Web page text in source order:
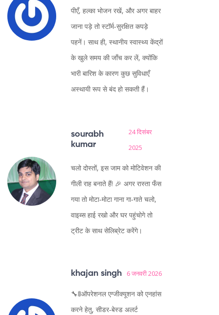
पीएँ, हल्का भोजन रखें, और अगर बाहर
जाना पड़े तो स्टॉर्म‑सुरक्षित कपड़े
पहनें। साथ ही, स्थानीय स्वास्थ्य केंद्रों
के खुले समय की जाँच कर लें, क्योंकि
भारी बारिश के कारण कुछ सुविधाएँ
अस्थायी रूप से बंद हो सकती हैं।
sourabh
kumar
24 दिसंबर
2025
चलो दोस्तों, इस जाम को मोटिवेशन की
गीली राह बनाते हैं! 🎉 अगर रास्ता फँस
गया तो मोटा‑मोटा गाना गा‑गाते चलो,
वाइब्स हाई रखो और घर पहुंचोगे तो
ट्रीट के साथ सेलिब्रेट करेंगे।
khajan singh 6 जनवरी 2026
🔧🚦ऑपरेशनल एग्जीक्यूशन को एनहांस
करने हेतु, सीडर‑बेस्ड अलर्ट